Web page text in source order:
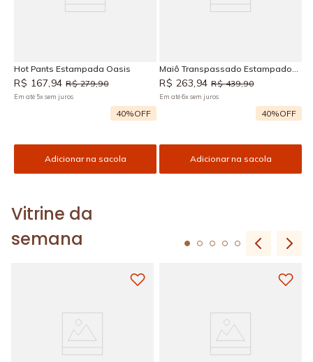
Hot Pants Estampada Oasis
R$ 167,94 R$ 279,90
Em até 5xsem juros
40%OFF
Adicionar na sacola
Maiô Transpassado Estampado
Oasis
R$ 263,94 R$ 439,90
Em até6xsem juros
40%OFF
Adicionar na sacola
Vitrine da
semana